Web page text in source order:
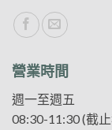
營業時間
週一至週五
08:30-11:30 (截